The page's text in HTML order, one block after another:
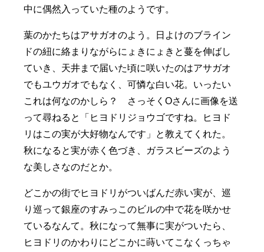
中に偶然入っていた種のようです。
葉のかたちはアサガオのよう。日よけのブライン
ドの紐に絡まりながらにょきにょきと蔓を伸ばし
ていき、天井まで届いた頃に咲いたのはアサガオ
でもユウガオでもなく、可憐な白い花。いったい
これは何なのかしら？ さっそくOさんに画像を送
って尋ねると「ヒヨドリジョウゴですね。ヒヨド
リはこの実が大好物なんです」と教えてくれた。
秋になると実が赤く色づき、ガラスビーズのよう
な美しさなのだとか。
どこかの街でヒヨドリがついばんだ赤い実が、巡
り巡って銀座のすみっこのビルの中で花を咲かせ
ているなんて。秋になって無事に実がついたら、
ヒヨドリのかわりにどこかに蒔いてこなくっちゃ